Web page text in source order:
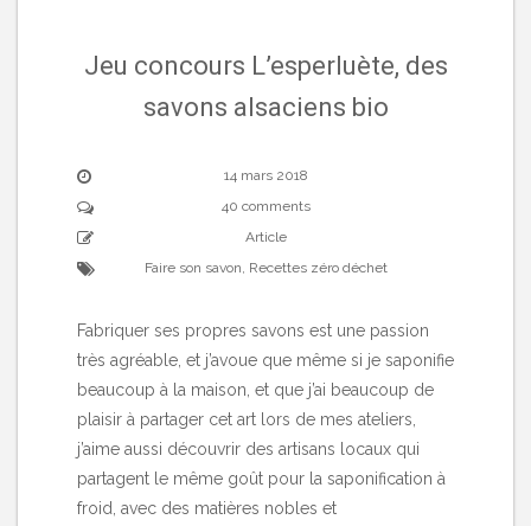
Jeu concours L’esperluète, des
savons alsaciens bio
14 mars 2018
40 comments
Article
Faire son savon Recettes zéro déchet
Fabriquer ses propres savons est une passion
très agréable, et j’avoue que même si je saponifie
beaucoup à la maison, et que j’ai beaucoup de
plaisir à partager cet art lors de mes ateliers,
j’aime aussi découvrir des artisans locaux qui
partagent le même goût pour la saponification à
froid, avec des matières nobles et